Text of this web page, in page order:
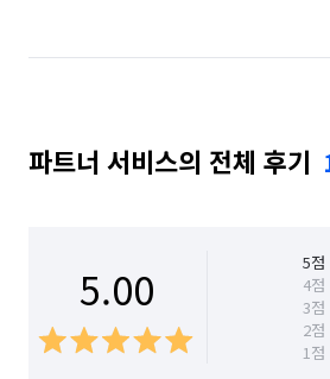
서울 영등포구 인천 계양구
경기 부천시 원미구 경기 부천시 오
파트너 서비스의 전체 후기
5.00 5점
4점
3점
2점
1점